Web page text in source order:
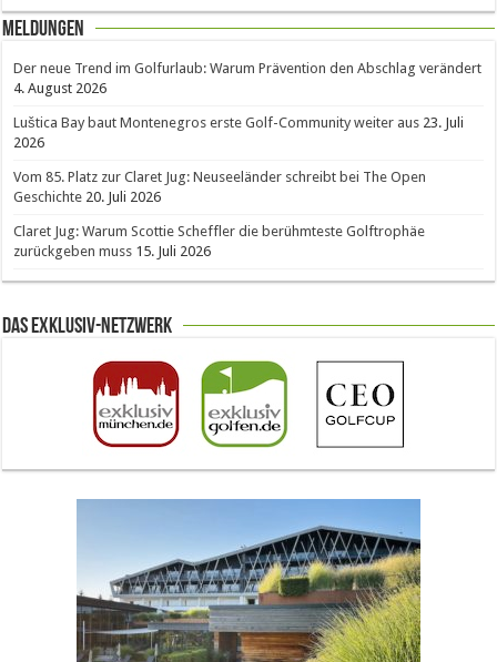
Meldungen
Der neue Trend im Golfurlaub: Warum Prävention den Abschlag verändert
4. August 2026
Luštica Bay baut Montenegros erste Golf-Community weiter aus 23. Juli
2026
Vom 85. Platz zur Claret Jug: Neuseeländer schreibt bei The Open
Geschichte 20. Juli 2026
Claret Jug: Warum Scottie Scheffler die berühmteste Golftrophäe
zurückgeben muss 15. Juli 2026
Das Exklusiv-Netzwerk